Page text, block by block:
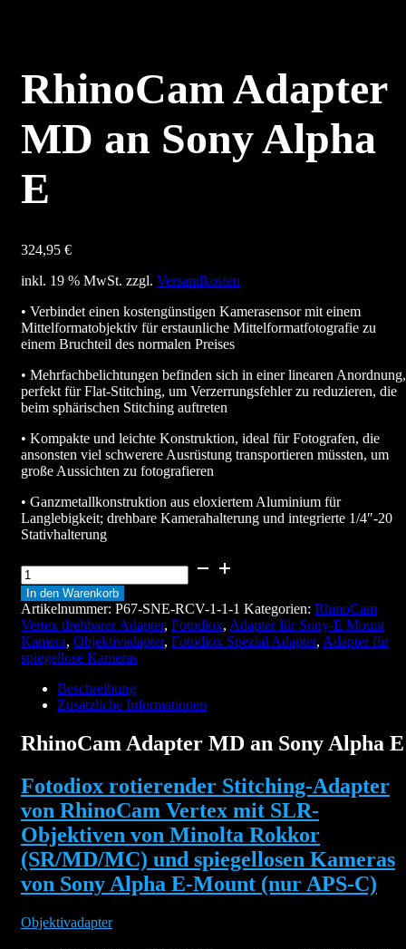
RhinoCam Adapter
MD an Sony Alpha
E
324,95 €
inkl. 19 % MwSt. zzgl. Versandkosten
• Verbindet einen kostengünstigen Kamerasensor mit einem
Mittelformatobjektiv für erstaunliche Mittelformatfotografie zu
einem Bruchteil des normalen Preises
• Mehrfachbelichtungen befinden sich in einer linearen Anordnung,
perfekt für Flat-Stitching, um Verzerrungsfehler zu reduzieren, die
beim sphärischen Stitching auftreten
• Kompakte und leichte Konstruktion, ideal für Fotografen, die
ansonsten viel schwerere Ausrüstung transportieren müssten, um
große Aussichten zu fotografieren
• Ganzmetallkonstruktion aus eloxiertem Aluminium für
Langlebigkeit; drehbare Kamerahalterung und integrierte 1/4″-20
Stativhalterung
RhinoCam
Adapter
MD
an
Sony
Alpha
E
In den Warenkorb
Artikelnummer: P67-SNE-RCV-1-1-1 Kategorien: RhinoCam
Vertex drehbarer Adapter, Fotodiox, Adapter für Sony-E Mount
Kamera, Objektivadapter, Fotodiox Spezial Adapter, Adapter für
spiegellose Kameras
Beschreibung
Zusätzliche Informationen
RhinoCam Adapter MD an Sony Alpha E
Fotodiox rotierender Stitching-Adapter
von RhinoCam Vertex mit SLR-
Objektiven von Minolta Rokkor
(SR/MD/MC) und spiegellosen Kameras
von Sony Alpha E-Mount (nur APS-C)
Objektivadapter